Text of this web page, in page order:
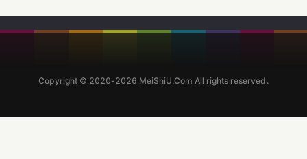
Copyright © 2020-2026 MeiShiU.Com All rights reserved.